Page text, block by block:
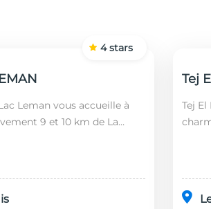
Leman vous accueille à
9 et 10 km de La
4 stars
Tej
Tej